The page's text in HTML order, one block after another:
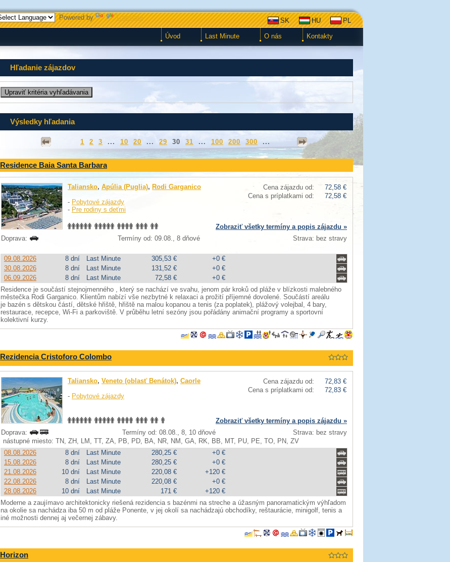
Powered by Translate SK HU PL
Úvod Last Minute O nás Kontakty
Hľadanie zájazdov
Výsledky hľadania
1 2 3 ... 10 20 ... 29 30 31 ... 100 200 300 ...
Residence Baia Santa Barbara
Cena zájazdu od:
72,58 €
Cena s príplatkami od:
72,58 €
Taliansko, Apúlia (Puglia), Rodi Garganico
- Pobytové zájazdy
- Pre rodiny s deťmi
Zobraziť všetky termíny a popis zájazdu »
Doprava:
Termíny od: 09.08., 8 dňové Strava: bez stravy
09.08.2026 8 dní Last Minute 305,53 €
+0 €
30.08.2026
8 dní Last Minute 131,52 €
+0 €
06.09.2026
8 dní Last Minute 72,58 €
+0 €
Residence je součástí stejnojmenného , který se nachází ve svahu, jenom pár kroků od pláže v blízkosti malebného
městečka Rodi Garganico. Klientům nabízí vše nezbytné k relaxaci a prožití příjemné dovolené. Součástí areálu
je bazén s dětskou částí, dětské hřiště, hřiště na malou kopanou a tenis (za poplatek), plážový volejbal, 4 bary,
restaurace, recepce, Wi-Fi a parkoviště. V průběhu letní sezóny jsou pořádány animační programy a sportovní
kolektivní kurzy.
Rezidencia Cristoforo Colombo
Cena zájazdu od:
72,83 €
Cena s príplatkami od:
72,83 €
Taliansko, Veneto (oblasť Benátok), Caorle
- Pobytové zájazdy
Zobraziť všetky termíny a popis zájazdu »
Doprava:
Termíny od: 08.08., 8, 10 dňové
Strava: bez stravy
nástupné miesto: TN, ZH, LM, TT, ZA, PB, PD, BA, NR, NM, GA, RK, BB, MT, PU, PE, TO, PN, ZV
08.08.2026
8 dní Last Minute 280,25 €
+0 €
15.08.2026
8 dní Last Minute 280,25 €
+0 €
21.08.2026
10 dní Last Minute 220,08 €
+120 €
22.08.2026
8 dní Last Minute 220,08 €
+0 €
28.08.2026
10 dní Last Minute 171 €
+120 €
Moderne a zaujímavo architektonicky riešená rezidencia s bazénmi na streche a úžasným panoramatickým výhľadom
na okolie sa nachádza iba 50 m od pláže Ponente, v jej okolí sa nachádzajú obchodíky, reštaurácie, minigolf, tenis a
iné možnosti dennej aj večernej zábavy.
Horizon